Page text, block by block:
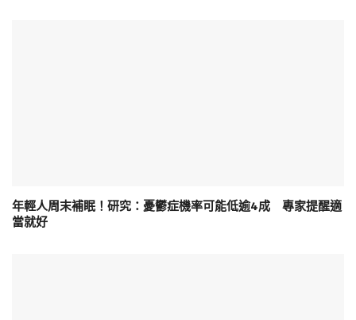
年輕人周末補眠！研究：憂鬱症機率可能低逾4成 專家提醒適
當就好